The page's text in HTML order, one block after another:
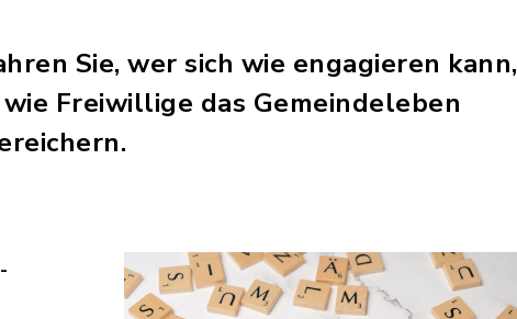
Sie, wer sich wie engagieren kann,
Freiwillige das Gemeindeleben